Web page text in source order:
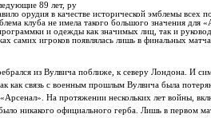
89 лет, ру
орудия в качестве исторической эмблемы всех
клуба не имела такого большого значения для
и одежды как значимых лиц, так и
самих игроков появлялась лишь в финальных
из Вулвича поближе, к северу Лондона. И
как связь с военным прошлым Вулвича была
На протяжении нескольких лет войны,
никакого официального герба. Лишь в первом